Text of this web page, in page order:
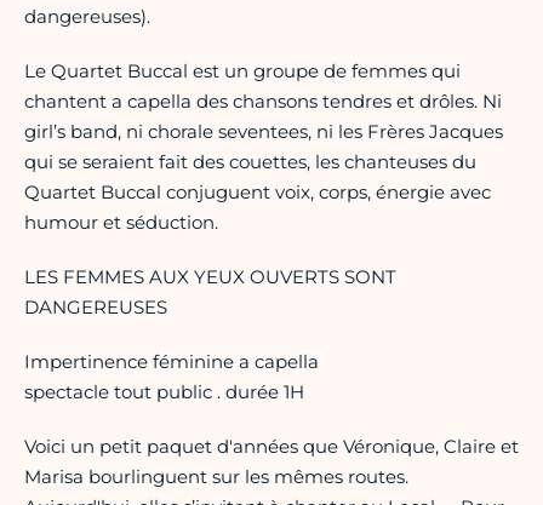
dangereuses).
Le Quartet Buccal est un groupe de femmes qui
chantent a capella des chansons tendres et drôles. Ni
girl’s band, ni chorale seventees, ni les Frères Jacques
qui se seraient fait des couettes, les chanteuses du
Quartet Buccal conjuguent voix, corps, énergie avec
humour et séduction.
LES FEMMES AUX YEUX OUVERTS SONT
DANGEREUSES
Impertinence féminine a capella
spectacle tout public . durée 1H
Voici un petit paquet d'années que Véronique, Claire et
Marisa bourlinguent sur les mêmes routes.